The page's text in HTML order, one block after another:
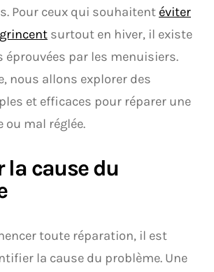
Pour ceux qui souhaitent éviter
surtout en hiver, il existe
éprouvées par les menuisiers.
nous allons explorer des
et efficaces pour réparer une
ou mal réglée.
cause du
toute réparation, il est
la cause du problème. Une